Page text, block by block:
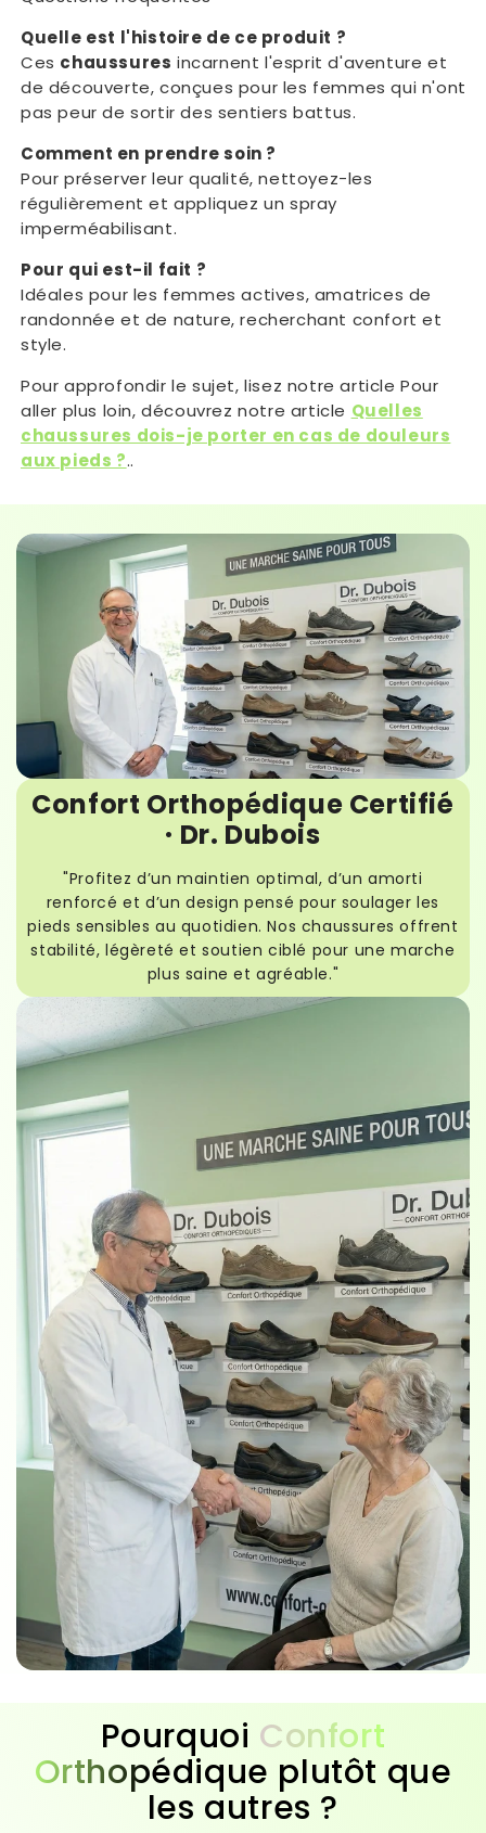
Quelle est l'histoire de ce produit ?
Ces chaussures incarnent l'esprit d'aventure et
de découverte, conçues pour les femmes qui n'ont
pas peur de sortir des sentiers battus.
Comment en prendre soin ?
Pour préserver leur qualité, nettoyez-les
régulièrement et appliquez un spray
imperméabilisant.
Pour qui est-il fait ?
Idéales pour les femmes actives, amatrices de
randonnée et de nature, recherchant confort et
style.
Pour approfondir le sujet, lisez notre article Pour
aller plus loin, découvrez notre article Quelles
chaussures dois-je porter en cas de douleurs
aux pieds ?..
Confort Orthopédique Certifié
· Dr. Dubois
"Profitez d’un maintien optimal, d’un amorti
renforcé et d’un design pensé pour soulager les
pieds sensibles au quotidien. Nos chaussures offrent
stabilité, légèreté et soutien ciblé pour une marche
plus saine et agréable."
Pourquoi Confort
Orthopédique plutôt que
les autres ?